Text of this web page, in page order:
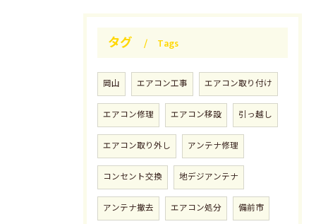
タグ Tags
岡山 エアコン工事 エアコン取り付け
エアコン修理 エアコン移設 引っ越し
エアコン取り外し アンテナ修理
コンセント交換 地デジアンテナ
アンテナ撤去 エアコン処分 備前市